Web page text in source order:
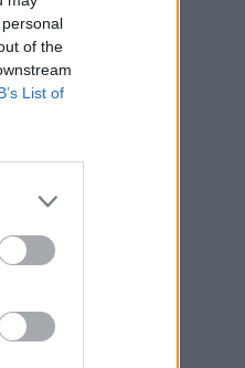
of the
List of